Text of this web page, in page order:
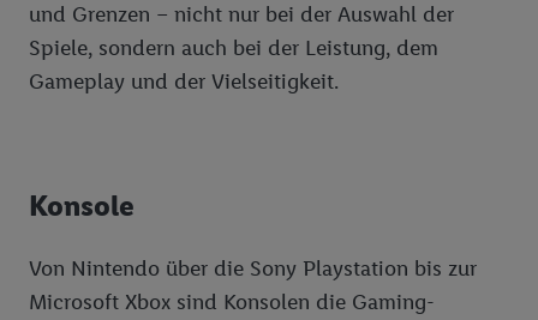
und Grenzen – nicht nur bei der Auswahl der
Spiele, sondern auch bei der Leistung, dem
Gameplay und der Vielseitigkeit.
Konsole
Von Nintendo über die Sony Playstation bis zur
Microsoft Xbox sind Konsolen die Gaming-